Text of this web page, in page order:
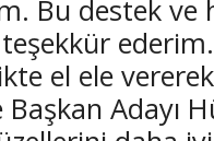
Bu destek ve
el ele
Başkan Adayı